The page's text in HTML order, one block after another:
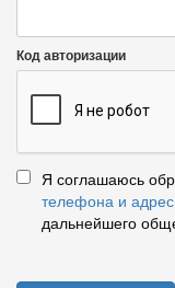
Код авторизации
Я соглашаюсь
телефона и
дальнейшего